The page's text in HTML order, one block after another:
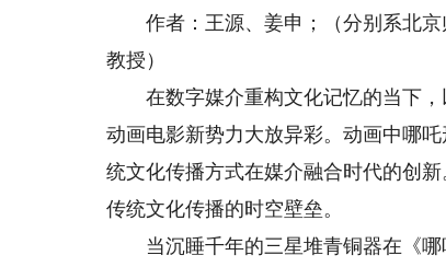
作者：王源、姜申；（分别系北京
教授）
在数字媒介重构文化记忆的当下，
动画电影新势力大放异彩。动画中哪
统文化传播方式在媒介融合时代的创
传统文化传播的时空壁垒。
当沉睡千年的三星堆青铜器在《哪